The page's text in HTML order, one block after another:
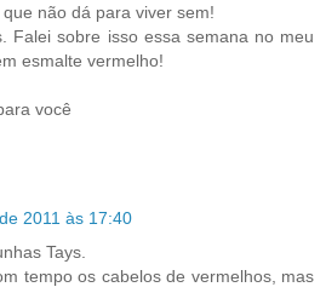
não dá para viver sem!
Falei sobre isso essa semana no meu
esmalte vermelho!
você
2011 às 17:40
Tays.
tempo os cabelos de vermelhos, mas